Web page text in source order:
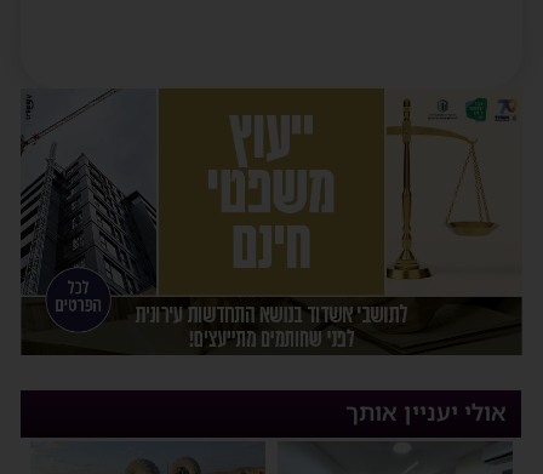
אולי יעניין אותך